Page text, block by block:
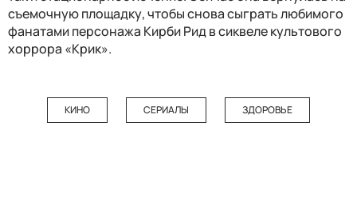
съемочную площадку, чтобы снова сыграть любимого
фанатами персонажа Кирби Рид в сиквеле культового
хоррора «Крик».
КИНО СЕРИАЛЫ ЗДОРОВЬЕ